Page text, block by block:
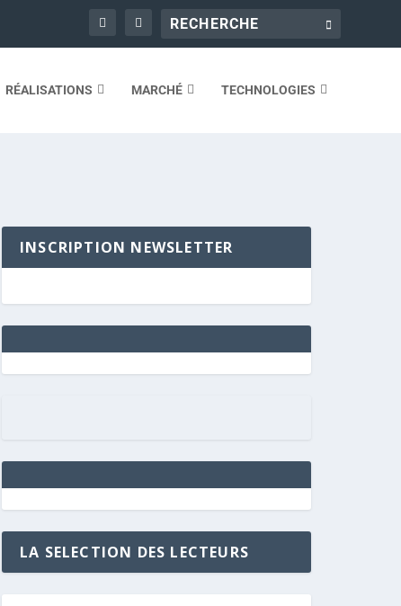
RÉALISATIONS MARCHÉ TECHNOLOGIES
INSCRIPTION NEWSLETTER
LA SELECTION DES LECTEURS